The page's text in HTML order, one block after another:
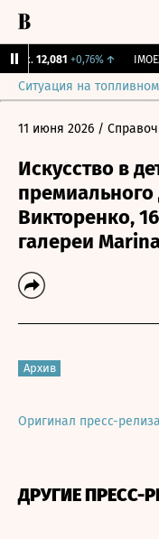
12,081 +0,76%↑ IMOEX
Ситуация на
11 июня 2026 /
Искусство в
Викторенко,
галереи
Архив
Оригинал пресс-релиза
ДРУГИЕ ПРЕСС-